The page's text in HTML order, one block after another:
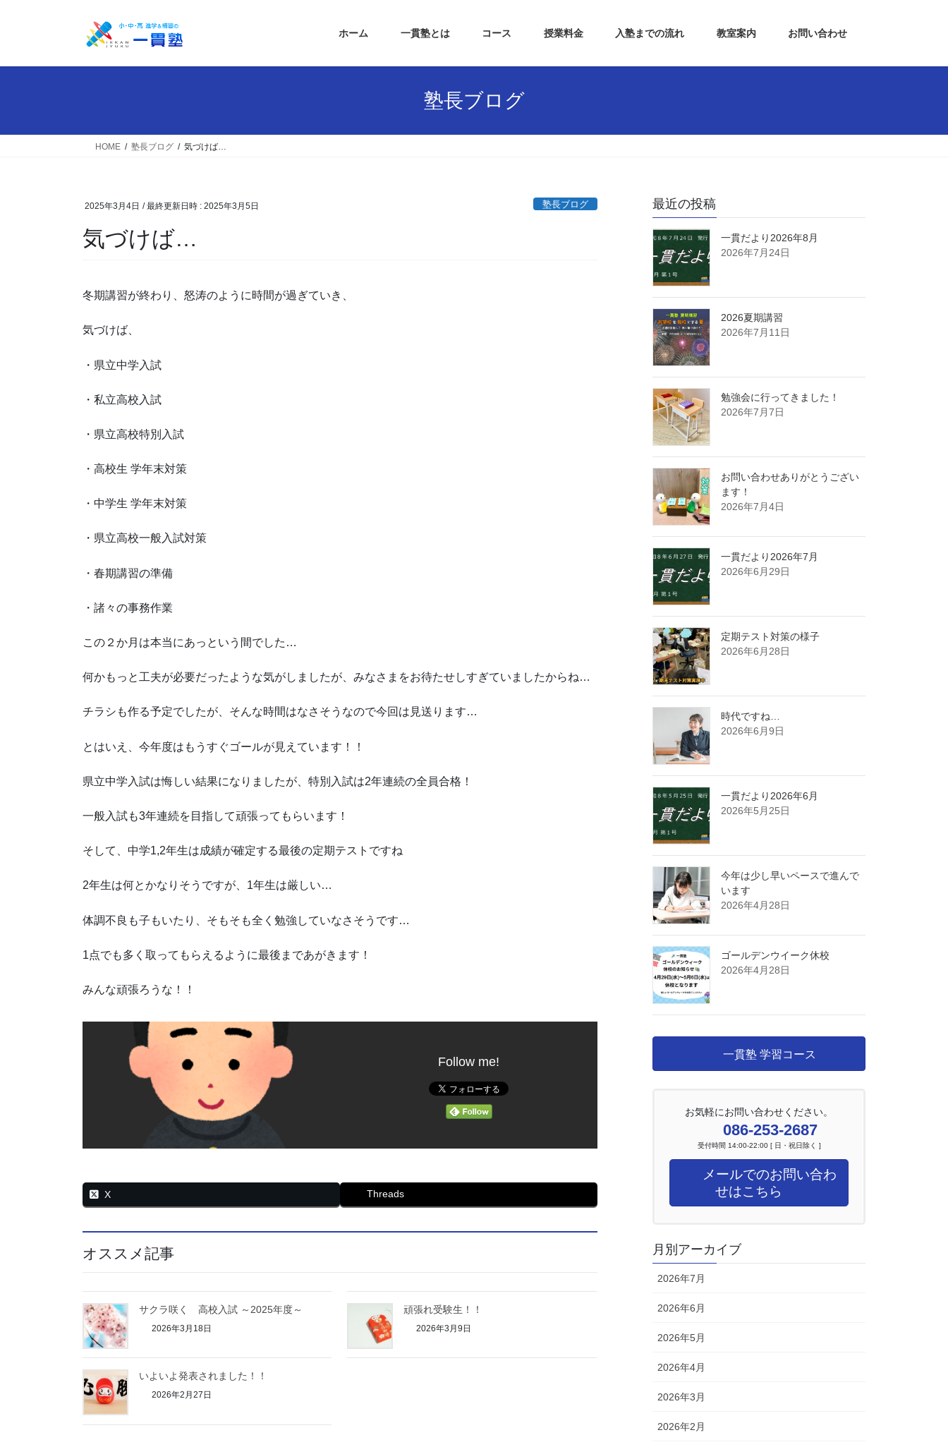
ホーム 一貫塾とは コース 授業料金 入塾までの流れ 教室案内 お問い合わせ
塾長ブログ
HOME 塾長ブログ 気づけば…
2025年3月4日 / 最終更新日時 : 2025年3月5日 塾長ブログ
気づけば…
冬期講習が終わり、怒涛のように時間が過ぎていき、
気づけば、
・県立中学入試
・私立高校入試
・県立高校特別入試
・高校生 学年末対策
・中学生 学年末対策
・県立高校一般入試対策
・春期講習の準備
・諸々の事務作業
この２か月は本当にあっという間でした…
何かもっと工夫が必要だったような気がしましたが、みなさまをお待たせしすぎていましたからね…
チラシも作る予定でしたが、そんな時間はなさそうなので今回は見送ります…
とはいえ、今年度はもうすぐゴールが見えています！！
県立中学入試は悔しい結果になりましたが、特別入試は2年連続の全員合格！
一般入試も3年連続を目指して頑張ってもらいます！
そして、中学1,2年生は成績が確定する最後の定期テストですね
2年生は何とかなりそうですが、1年生は厳しい…
体調不良も子もいたり、そもそも全く勉強していなさそうです…
1点でも多く取ってもらえるように最後まであがきます！
みんな頑張ろうな！！
Follow me!
X Threads
オススメ記事
サクラ咲く 高校入試 ～2025年度～
2026年3月18日
頑張れ受験生！！
2026年3月9日
いよいよ発表されました！！
2026年2月27日
最近の投稿
一貫だより2026年8月
2026年7月24日
2026夏期講習
2026年7月11日
勉強会に行ってきました！
2026年7月7日
お問い合わせありがとうござい
ます！
2026年7月4日
一貫だより2026年7月
2026年6月29日
定期テスト対策の様子
2026年6月28日
時代ですね…
2026年6月9日
一貫だより2026年6月
2026年5月25日
今年は少し早いペースで進んで
います
2026年4月28日
ゴールデンウイーク休校
2026年4月28日
一貫塾 学習コース
お気軽にお問い合わせください。
086-253-2687
受付時間 14:00-22:00 [ 日・祝日除く ]
メールでのお問い合わ
せはこちら
月別アーカイブ
2026年7月
2026年6月
2026年5月
2026年4月
2026年3月
2026年2月